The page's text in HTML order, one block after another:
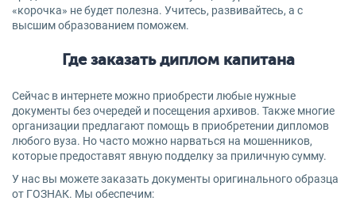
«корочка» не будет полезна. Учитесь, развивайтесь, а с
высшим образованием поможем.
Где заказать диплом капитана
Сейчас в интернете можно приобрести любые нужные
документы без очередей и посещения архивов. Также многие
организации предлагают помощь в приобретении дипломов
любого вуза. Но часто можно нарваться на мошенников,
которые предоставят явную подделку за приличную сумму.
У нас вы можете заказать документы оригинального образца
от ГОЗНАК. Мы обеспечим: